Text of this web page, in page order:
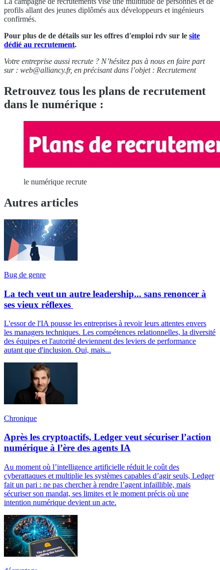
profils allant des jeunes diplômés aux développeurs et ingénieurs
confirmés.
Pour plus de de détails sur les offres d'emploi rdv sur le site
dédié au recrutement.
Votre entreprise aussi recrute ? N’hésitez pas à nous en faire part
sur : web@alliancy.fr, en précisant dans l’objet : Recrutement
Retrouvez tous les plans de recrutement
dans le numérique :
le numérique recrute
Autres articles
Bug de genre
La tech veut un autre leadership... sans renoncer à
ses vieux réflexes
L'essor de l'IA pousse les entreprises à revoir leurs attentes envers
les managers techniques. Les compétences relationnelles, la diversité
des équipes et l'autorité deviennent des leviers de performance
autant que d'inclusion. Oui, mais...
Chronique
Après les cryptoactifs, Ledger veut sécuriser l’action
numérique à l’ère des agents IA
Au moment où l’intelligence artificielle réduit le coût des
cyberattaques et multiplie les systèmes capables d’agir seuls, Ledger
fait un pari : ne pas chercher à rendre l’agent infaillible, mais
sécuriser son mandat, ses limites et le moment précis où une
intention numérique devient un acte.